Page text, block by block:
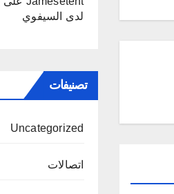
لدى السيفوي
تصنيفات
Uncategorized
اتصالات